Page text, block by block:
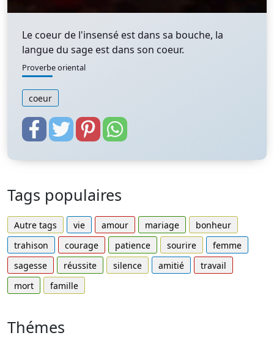
Le coeur de l'insensé est dans sa bouche, la
langue du sage est dans son coeur.
Proverbe oriental
coeur
Tags populaires
Autre tags vie amour mariage
bonheur
trahison
courage patience sourire
femme
sagesse
réussite silence amitié
travail
mort
famille
Thémes